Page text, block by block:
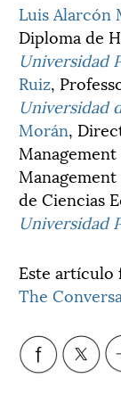
Luis Alarcón
Diploma de
Universidad
Ruiz,
Universidad
Morán,
de Ciencias
Universidad
Este artículo
The